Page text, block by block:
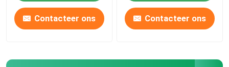
Contacteer ons Contacteer ons